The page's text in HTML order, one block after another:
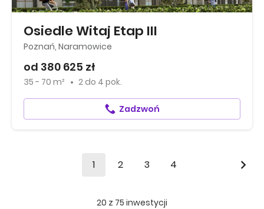
Osiedle Witaj Etap III
Poznań, Naramowice
od 380 625 zł
35 - 70 m² 2 do 4 pok.
Zadzwoń
1 2 3 4
20 z 75 inwestycji